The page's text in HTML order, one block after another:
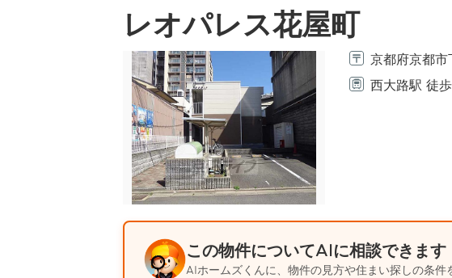
レオパレス花屋町
京都府京都
西大路駅 徒
この物件についてAIに相談できます
AIホームズくんに、物件の見方や住まい探しの条件